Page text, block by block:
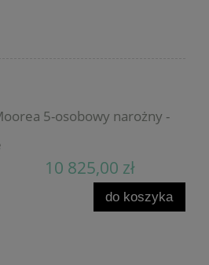
5-osobowy narożny -
10 825,00 zł
do koszyka